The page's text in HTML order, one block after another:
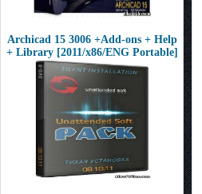
Archicad 15 3006 +Add-ons + Help
+ Library [2011/x86/ENG Portable]